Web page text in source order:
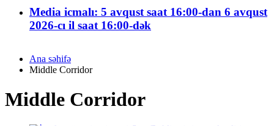
Media icmalı: 5 avqust saat 16:00-dan 6 avqust
2026-cı il saat 16:00-dək
Ana səhifə
Middle Corridor
Middle Corridor